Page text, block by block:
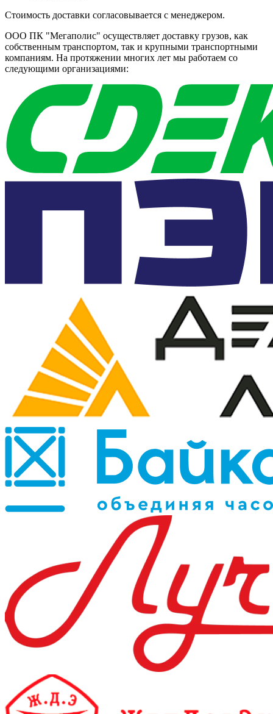
Стоимость доставки согласовывается с менеджером.
ООО ПК "Мегаполис" осуществляет доставку грузов, как
собственным транспортом, так и крупными транспортными
компаниям. На протяжении многих лет мы работаем со
следующими организациями: